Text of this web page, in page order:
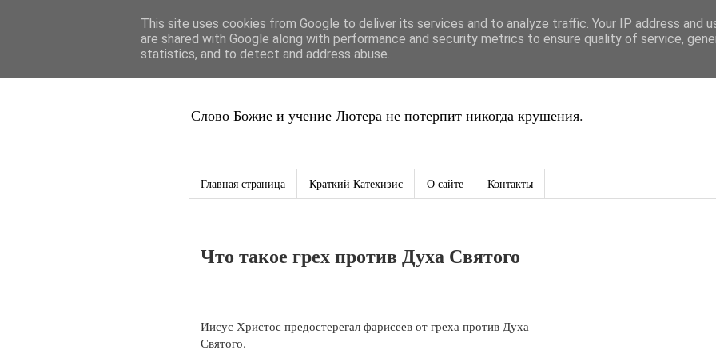
Благая Весть
Слово Божие и учение Лютера не потерпит никогда крушения.
Главная страница Краткий Катехизис О сайте Контакты
Что такое грех против Духа Святого
Иисус Христос предостерегал фарисеев от греха против Духа
Святого.
This site uses cookies from Google to deliver its services and to analyze traffic. Your IP address and
are shared with Google along with performance and security metrics to ensure quality of service,
statistics, and to detect and address abuse.